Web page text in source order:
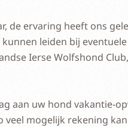
ervaring heeft ons
leiden bij
Ierse Wolfshond
aan uw hond vakantie-
mogelijk rekening